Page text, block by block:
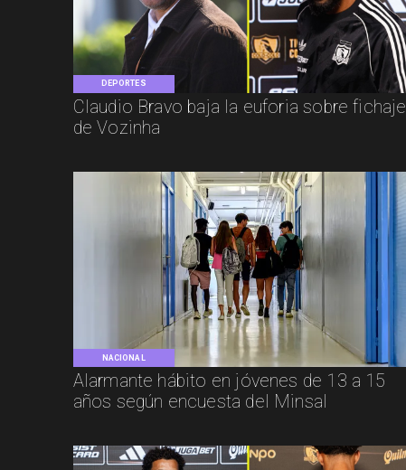
DEPORTES
Claudio Bravo baja la euforia sobre fichaje
de Vozinha
NACIONAL
Alarmante hábito en jóvenes de 13 a 15
años según encuesta del Minsal